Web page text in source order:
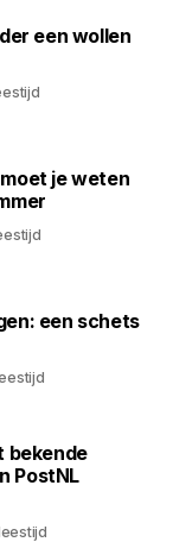
een wollen
je weten
een schets
bekende
PostNL